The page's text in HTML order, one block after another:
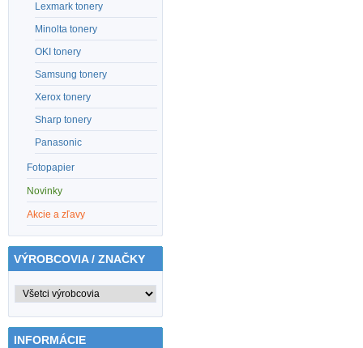
Lexmark tonery
Minolta tonery
OKI tonery
Samsung tonery
Xerox tonery
Sharp tonery
Panasonic
Fotopapier
Novinky
Akcie a zľavy
VÝROBCOVIA / ZNAČKY
INFORMÁCIE